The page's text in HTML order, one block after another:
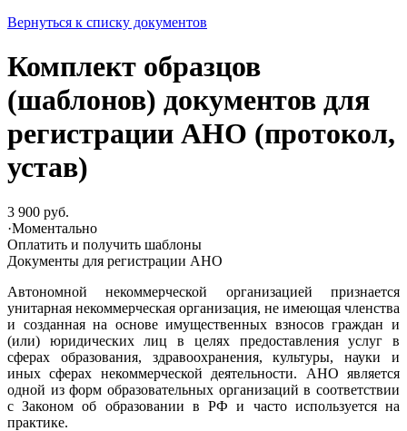
Вернуться к списку документов
Комплект образцов
(шаблонов) документов для
регистрации АНО (протокол,
устав)
3 900 руб.
·Моментально
Оплатить и получить шаблоны
Документы для регистрации АНО
Автономной некоммерческой организацией признается
унитарная некоммерческая организация, не имеющая членства
и созданная на основе имущественных взносов граждан и
(или) юридических лиц в целях предоставления услуг в
сферах образования, здравоохранения, культуры, науки и
иных сферах некоммерческой деятельности. АНО является
одной из форм образовательных организаций в соответствии
с Законом об образовании в РФ и часто используется на
практике.